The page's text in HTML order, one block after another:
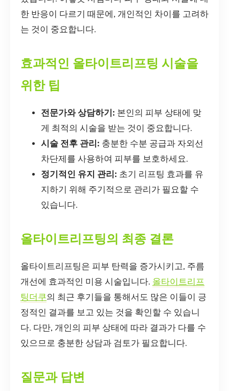
한 반응이 다르기 때문에, 개인적인 차이를 고려하
는 것이 중요합니다.
효과적인 올타이트리프팅 시술을
위한 팁
전문가와 상담하기: 본인의 피부 상태에 맞
게 최적의 시술을 받는 것이 중요합니다.
시술 전후 관리: 충분한 수분 공급과 자외선
차단제를 사용하여 피부를 보호하세요.
정기적인 유지 관리: 초기 리프팅 효과를 유
지하기 위해 주기적으로 관리가 필요할 수
있습니다.
올타이트리프팅의 최종 결론
올타이트리프팅은 피부 탄력을 증가시키고, 주름
개선에 효과적인 미용 시술입니다. 올타이트리프
팅더쿠의 최근 후기들을 통해서도 많은 이들이 긍
정적인 결과를 보고 있는 것을 확인할 수 있습니
다. 다만, 개인의 피부 상태에 따라 결과가 다를 수
있으므로 충분한 상담과 검토가 필요합니다.
질문과 답변